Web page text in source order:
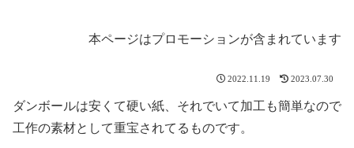
本ページはプロモーションが含まれています
2022.11.19 2023.07.30
ダンボールは安くて硬い紙、それでいて加工も簡単なので
工作の素材として重宝されてるものです。